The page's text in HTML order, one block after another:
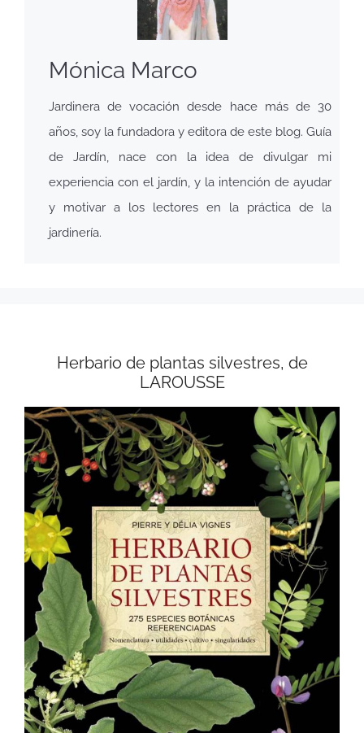
Mónica Marco
Jardinera de vocación desde hace más de 30
años, soy la fundadora y editora de este blog. Guía
de Jardín, nace con la idea de divulgar mi
experiencia con el jardín, y la intención de ayudar
y motivar a los lectores en la práctica de la
jardinería.
Herbario de plantas silvestres, de
LAROUSSE